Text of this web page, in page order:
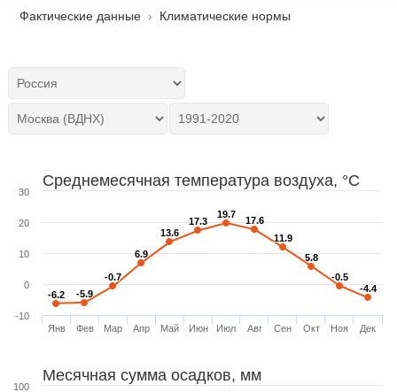
Фактические данные Климатические нормы
Среднемесячная температура воздуха, °C
-6.2
-6.2 -5.9
-5.9
-0.7
-0.7
6.9
6.9
13.6
13.6
17.3
17.3
19.7
19.7
17.6
17.6
11.9
11.9
5.8
5.8
-0.5
-0.5
-4.4
-4.4
Янв Фев Мар Апр Май Июн Июл Авг Сен Окт Ноя Дек
-10
0
10
20
30
Месячная сумма осадков, мм
100